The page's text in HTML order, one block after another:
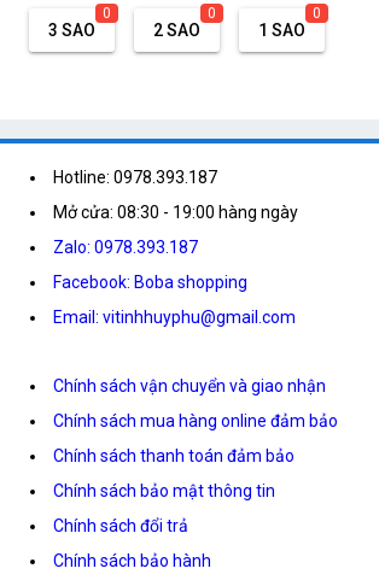
3 SAO
0
2 SAO
0
1 SAO
0
Hotline: 0978.393.187
Mở cửa: 08:30 - 19:00 hàng ngày
Zalo: 0978.393.187
Facebook: Boba shopping
Email: vitinhhuyphu@gmail.com
Chính sách vận chuyển và giao nhận
Chính sách mua hàng online đảm bảo
Chính sách thanh toán đảm bảo
Chính sách bảo mật thông tin
Chính sách đổi trả
Chính sách bảo hành